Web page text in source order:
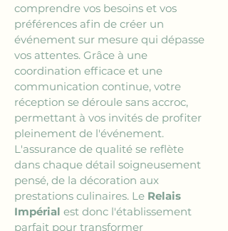
comprendre vos besoins et vos
préférences afin de créer un
événement sur mesure qui dépasse
vos attentes. Grâce à une
coordination efficace et une
communication continue, votre
réception se déroule sans accroc,
permettant à vos invités de profiter
pleinement de l'événement.
L'assurance de qualité se reflète
dans chaque détail soigneusement
pensé, de la décoration aux
prestations culinaires. Le Relais
Impérial est donc l'établissement
parfait pour transformer